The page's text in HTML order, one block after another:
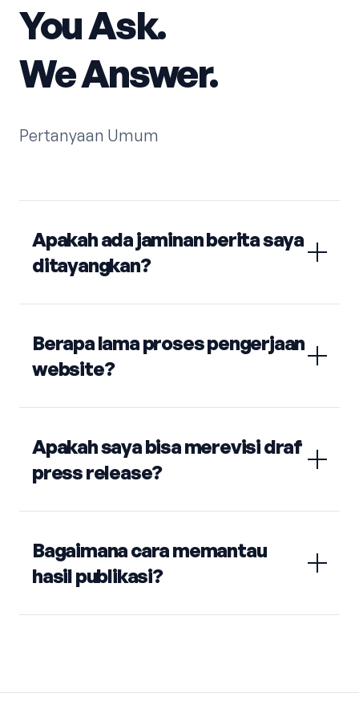
You Ask.
We Answer.
Pertanyaan Umum
Apakah ada jaminan berita saya
ditayangkan?
Berapa lama proses pengerjaan
website?
Apakah saya bisa merevisi draf
press release?
Bagaimana cara memantau
hasil publikasi?